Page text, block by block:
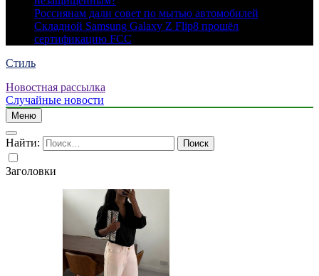
Россиянам дали совет по мытью автомобилей
Складной Samsung Galaxy Z Flip8 прошёл
сертификацию FCC
Стиль
Новостная рассылка
Случайные новости
Меню
Найти:
Заголовки